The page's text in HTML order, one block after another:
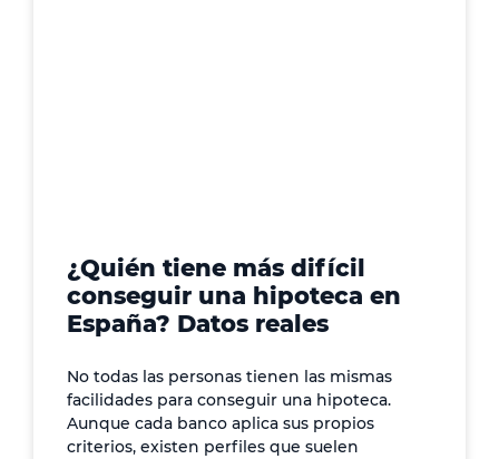
¿Quién tiene más difícil
conseguir una hipoteca en
España? Datos reales
No todas las personas tienen las mismas
facilidades para conseguir una hipoteca.
Aunque cada banco aplica sus propios
criterios, existen perfiles que suelen